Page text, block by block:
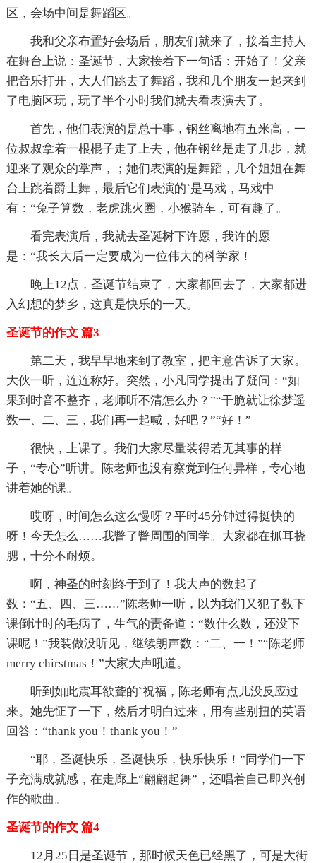
区，会场中间是舞蹈区。
我和父亲布置好会场后，朋友们就来了，接着主持人
在舞台上说：圣诞节，大家接着下一句话：开始了！父亲
把音乐打开，大人们跳去了舞蹈，我和几个朋友一起来到
了电脑区玩，玩了半个小时我们就去看表演去了。
首先，他们表演的是总干事，钢丝离地有五米高，一
位叔叔拿着一根棍子走了上去，他在钢丝是走了几步，就
迎来了观众的掌声，；她们表演的是舞蹈，几个姐姐在舞
台上跳着爵士舞，最后它们表演的`是马戏，马戏中
有：“兔子算数，老虎跳火圈，小猴骑车，可有趣了。
看完表演后，我就去圣诞树下许愿，我许的愿
是：“我长大后一定要成为一位伟大的科学家！
晚上12点，圣诞节结束了，大家都回去了，大家都进
入幻想的梦乡，这真是快乐的一天。
圣诞节的作文 篇3
第二天，我早早地来到了教室，把主意告诉了大家。
大伙一听，连连称好。突然，小凡同学提出了疑问：“如
果到时音不整齐，老师听不清怎么办？”“干脆就让徐梦遥
数一、二、三，我们再一起喊，好吧？”“好！”
很快，上课了。我们大家尽量装得若无其事的样
子，“专心”听讲。陈老师也没有察觉到任何异样，专心地
讲着她的课。
哎呀，时间怎么这么慢呀？平时45分钟过得挺快的
呀！今天怎么……我瞥了瞥周围的同学。大家都在抓耳挠
腮，十分不耐烦。
啊，神圣的时刻终于到了！我大声的数起了
数：“五、四、三……”陈老师一听，以为我们又犯了数下
课倒计时的毛病了，生气的责备道：“数什么数，还没下
课呢！”我装做没听见，继续朗声数：“二、一！”“陈老师
merry chirstmas！”大家大声吼道。
听到如此震耳欲聋的`祝福，陈老师有点儿没反应过
来。她先怔了一下，然后才明白过来，用有些别扭的英语
回答：“thank you！thank you！”
“耶，圣诞快乐，圣诞快乐，快乐快乐！”同学们一下
子充满成就感，在走廊上“翩翩起舞”，还唱着自己即兴创
作的歌曲。
圣诞节的作文 篇4
12月25日是圣诞节，那时候天色已经黑了，可是大街